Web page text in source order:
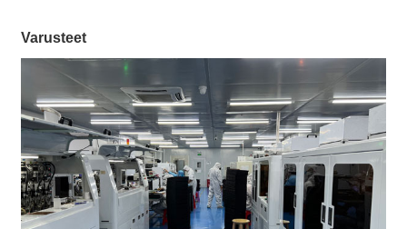
Varusteet